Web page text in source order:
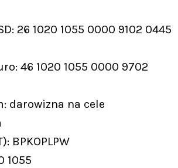
26 1020 1055 0000 9102 0445
46 1020 1055 0000 9702
darowizna na cele
BPKOPLPW
1055